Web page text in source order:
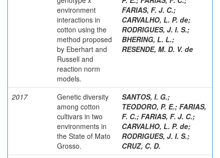
environment
interactions in
cotton using the
method proposed
by Eberhart and
Russell and
reaction norm
models.
FARIAS, F. J. C.;
CARVALHO, L. P. de;
RODRIGUES, J. I. S.;
BHERING, L. L.;
RESENDE, M. D. V. de
2017
Genetic diversity
among cotton
cultivars in two
environments in
the State of Mato
Grosso.
SANTOS, I. G.;
TEODORO, P. E.; FARIAS,
F. C.; FARIAS, F. J. C.;
CARVALHO, L. P. de;
RODRIGUES, J. I. S.;
CRUZ, C. D.